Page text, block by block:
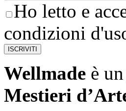
Ho letto e
condizioni
Wellmade è
Mestieri